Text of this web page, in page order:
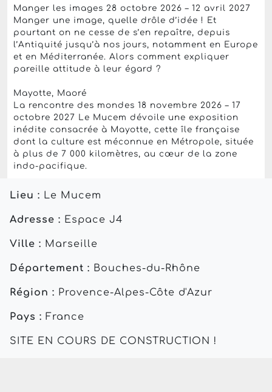
Manger les images 28 octobre 2026 – 12 avril 2027
Manger une image, quelle drôle d’idée ! Et
pourtant on ne cesse de s’en repaître, depuis
l’Antiquité jusqu’à nos jours, notamment en Europe
et en Méditerranée. Alors comment expliquer
pareille attitude à leur égard ?
Mayotte, Maoré
La rencontre des mondes 18 novembre 2026 – 17
octobre 2027 Le Mucem dévoile une exposition
inédite consacrée à Mayotte, cette île française
dont la culture est méconnue en Métropole, située
à plus de 7 000 kilomètres, au cœur de la zone
indo-pacifique.
Lieu : Le Mucem
Adresse : Espace J4
Ville : Marseille
Département : Bouches-du-Rhône
Région : Provence-Alpes-Côte d'Azur
Pays : France
SITE EN COURS DE CONSTRUCTION !